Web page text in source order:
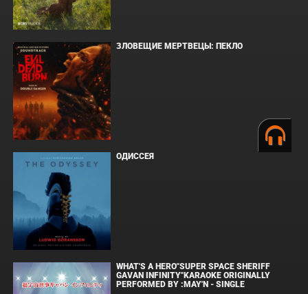
ЗЛОВЕЩИЕ МЕРТВЕЦЫ: ПЕКЛО
ОДИССЕЯ
WHAT'S A HERO"SUPER SPACE SHERIFF
GAVAN INFINITY"KARAOKE ORIGINALLY
PERFORMED BY :MAY'N - SINGLE